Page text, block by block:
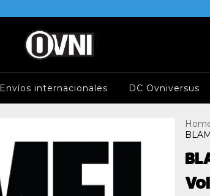
Envíos internacionales DC Ovniversus